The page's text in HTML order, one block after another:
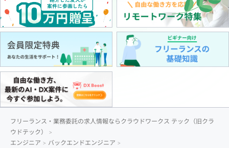
フリーランス・業務委託の求人情報ならクラウドワークス テック（旧クラ
ウドテック）
エンジニア
バックエンドエンジニア